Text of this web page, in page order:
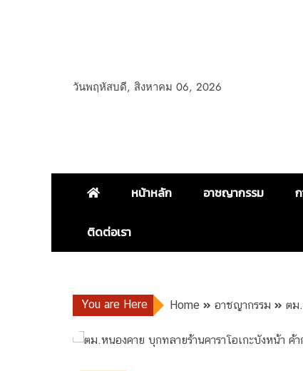
วันพฤหัสบดี, สิงหาคม 06, 2026
หน้าหลัก อาชญากรรม
ติดต่อเรา
You are Here Home อาชญากรรม ตม